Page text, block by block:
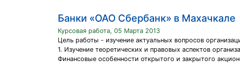
Банки «ОАО Сбербанк» в Махачкале
Курсовая работа, 05 Марта 2013
Цель работы - изучение актуальных вопросов
1. Изучение теоретических и правовых аспектов
Финансовые особенности открытого и закрытого